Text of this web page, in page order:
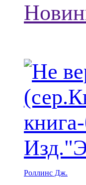
Роллинс Дж.